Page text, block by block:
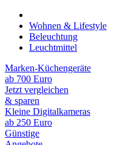
Wohnen & Lifestyle
Beleuchtung
Leuchtmittel
Marken-Küchengeräte
ab 700 Euro
Jetzt vergleichen
& sparen
Kleine Digitalkameras
ab 250 Euro
Günstige